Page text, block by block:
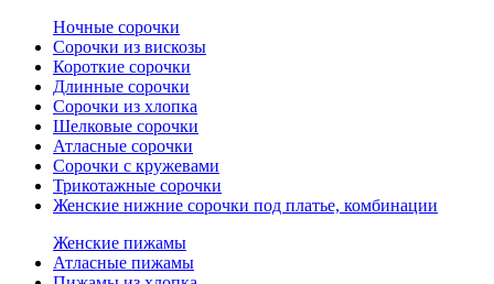
Ночные сорочки
Сорочки из вискозы
Короткие сорочки
Длинные сорочки
Сорочки из хлопка
Шелковые сорочки
Атласные сорочки
Сорочки с кружевами
Трикотажные сорочки
Женские нижние сорочки под платье, комбинации
Женские пижамы
Атласные пижамы